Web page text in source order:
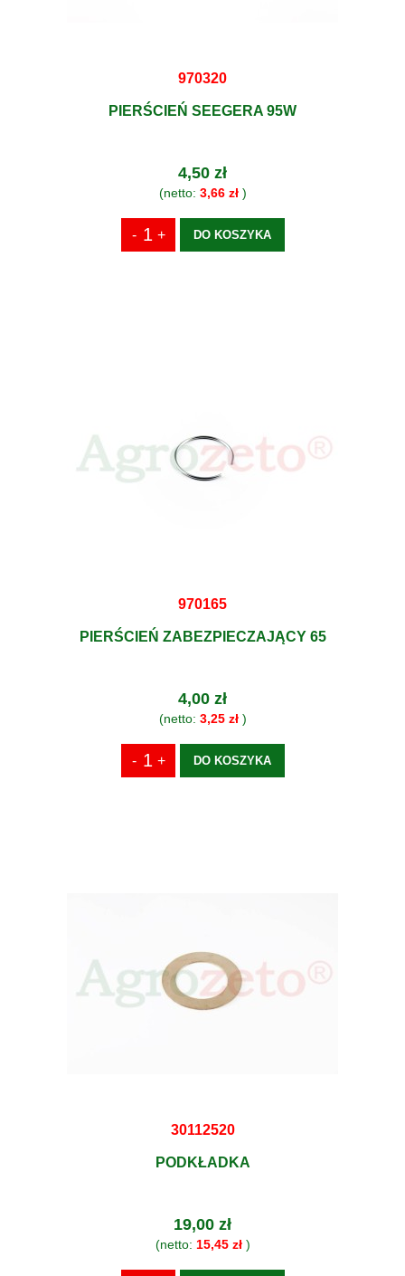
970320
PIERŚCIEŃ SEEGERA 95W
4,50 zł
(netto: 3,66 zł)
DO KOSZYKA
970165
PIERŚCIEŃ ZABEZPIECZAJĄCY 65
4,00 zł
(netto: 3,25 zł)
DO KOSZYKA
30112520
PODKŁADKA
19,00 zł
(netto: 15,45 zł)